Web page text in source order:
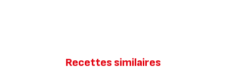
Recettes similaires